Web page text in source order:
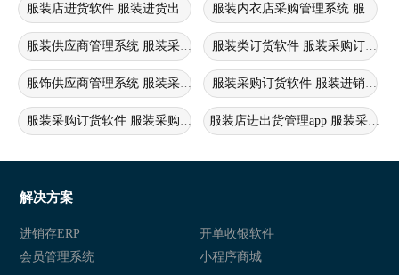
服装店进货软件 服装进货出货软件 服装店采购管理系统
服装内衣店采购管理系统 服装采
服装供应商管理系统 服装采购订货软件 服装店采购管理系统
服装类订货软件 服装采购订货软
服饰供应商管理系统 服装采购订货软件 服装采购管理软件
服装采购订货软件 服装进销存软
服装采购订货软件 服装采购管理软件 服装门店订货系统
服装店进出货管理app 服装采购
服装采购订货软件 服装行业采购信息化软件 服装采购管理软件
服装采购管理系统 服装管理系统
服装店订货管理系统 服装采购订货软件 服装采购系统
服装采购软件 服装采购管理系统
解决方案
进销存ERP
开单收银软件
会员管理系统
小程序商城